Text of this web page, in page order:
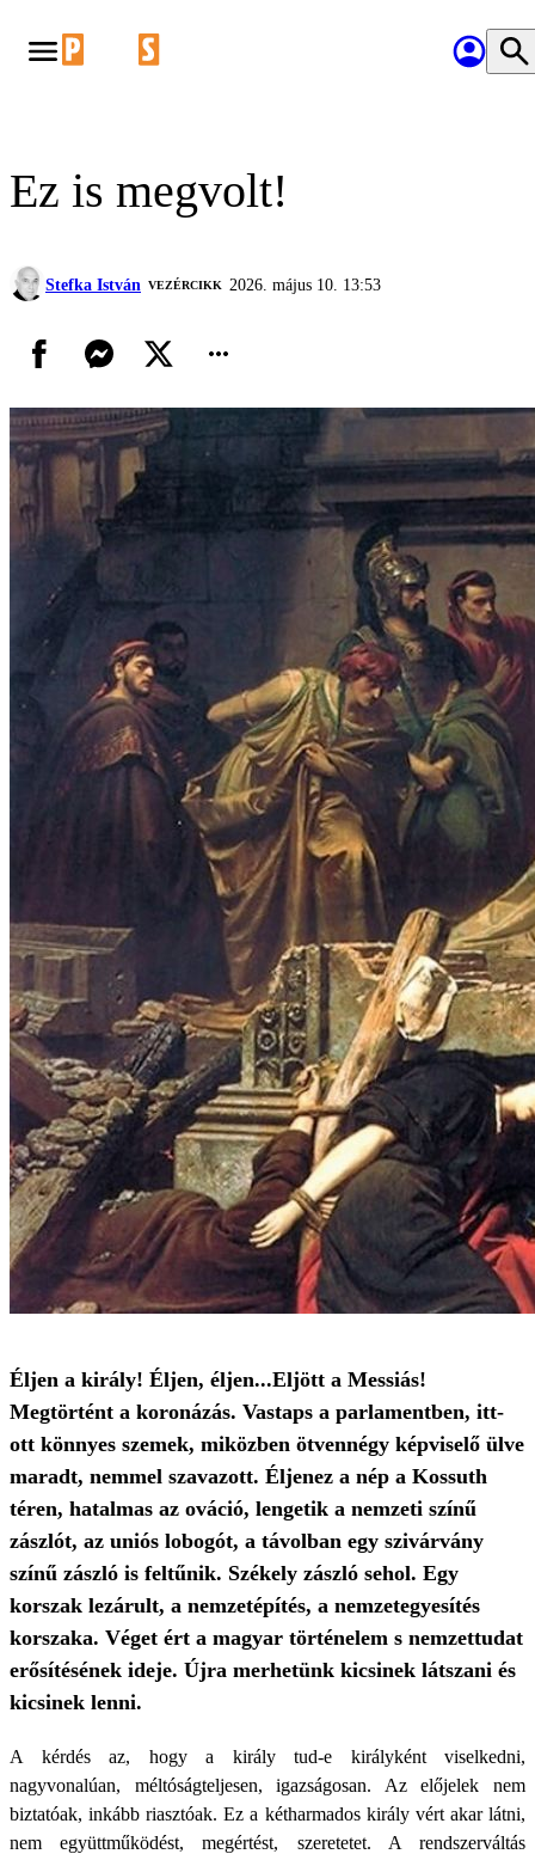
Ez is megvolt!
Stefka István VEZÉRCIKK 2026. május 10. 13:53
Éljen a király! Éljen, éljen...Eljött a Messiás!
Megtörtént a koronázás. Vastaps a parlamentben, itt-
ott könnyes szemek, miközben ötvennégy képviselő ülve
maradt, nemmel szavazott. Éljenez a nép a Kossuth
téren, hatalmas az ováció, lengetik a nemzeti színű
zászlót, az uniós lobogót, a távolban egy szivárvány
színű zászló is feltűnik. Székely zászló sehol. Egy
korszak lezárult, a nemzetépítés, a nemzetegyesítés
korszaka. Véget ért a magyar történelem s nemzettudat
erősítésének ideje. Újra merhetünk kicsinek látszani és
kicsinek lenni.
A kérdés az, hogy a király tud-e királyként viselkedni,
nagyvonalúan, méltóságteljesen, igazságosan. Az előjelek nem
biztatóak, inkább riasztóak. Ez a kétharmados király vért akar látni,
nem együttműködést, megértést, szeretetet. A rendszerváltás